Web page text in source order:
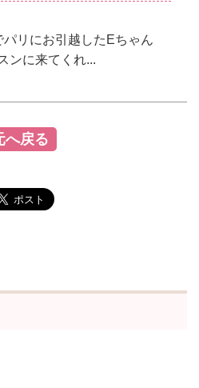
リにお引越したEちゃん
ンに来てくれ...
へ戻る